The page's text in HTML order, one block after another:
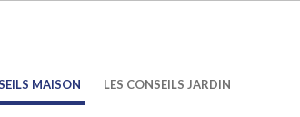
MAISON LES CONSEILS JARDIN